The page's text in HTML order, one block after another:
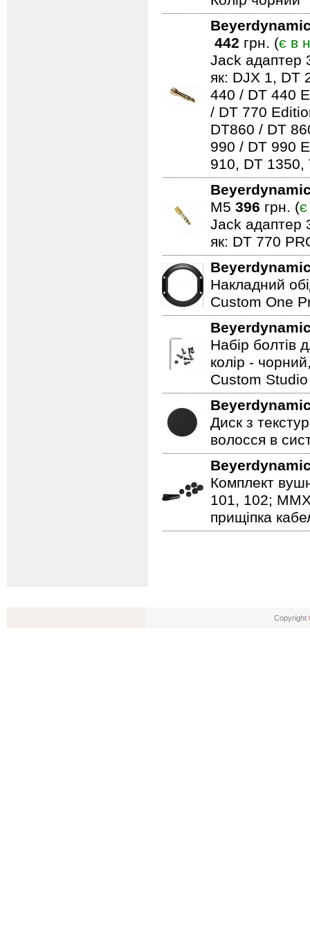
442 грн. (є в
Jack адаптер
як: DJX 1, DT
440 / DT 440
/ DT 770
DT860 / DT
990 / DT 990
910, DT 1350,
M5 396 грн. (є
Jack адаптер
як: DT 770
Накладний
Custom One
Набір болтів
колір -
Custom Studio
Диск з
волосся в
Комплект
101, 102;
прищіпка
Copyright